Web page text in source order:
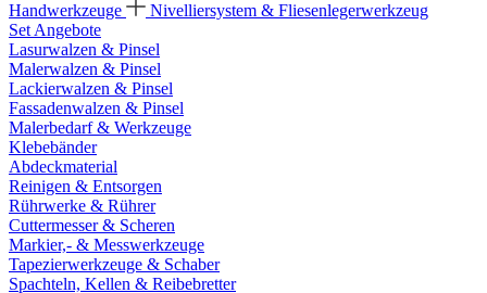
Handwerkzeuge
Nivelliersystem & Fliesenlegerwerkzeug
Set Angebote
Lasurwalzen & Pinsel
Malerwalzen & Pinsel
Lackierwalzen & Pinsel
Fassadenwalzen & Pinsel
Malerbedarf & Werkzeuge
Klebebänder
Abdeckmaterial
Reinigen & Entsorgen
Rührwerke & Rührer
Cuttermesser & Scheren
Markier,- & Messwerkzeuge
Tapezierwerkzeuge & Schaber
Spachteln, Kellen & Reibebretter